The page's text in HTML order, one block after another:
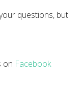
questions, but
on Facebook